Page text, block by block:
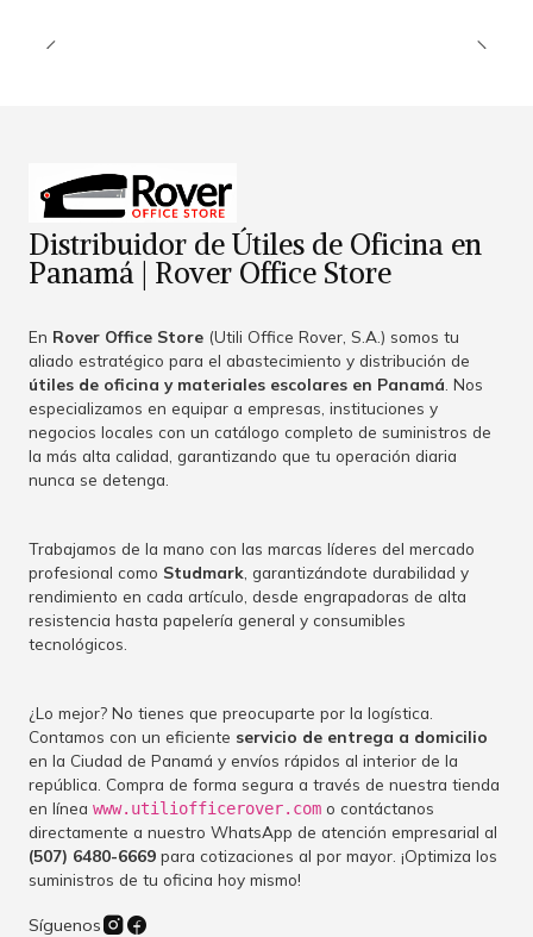
Distribuidor de Útiles de Oficina en
Panamá | Rover Office Store
En Rover Office Store (Utili Office Rover, S.A.) somos tu
aliado estratégico para el abastecimiento y distribución de
útiles de oficina y materiales escolares en Panamá . Nos
especializamos en equipar a empresas, instituciones y
negocios locales con un catálogo completo de suministros de
la más alta calidad, garantizando que tu operación diaria
nunca se detenga.
Trabajamos de la mano con las marcas líderes del mercado
profesional como Studmark , garantizándote durabilidad y
rendimiento en cada artículo, desde engrapadoras de alta
resistencia hasta papelería general y consumibles
tecnológicos.
¿Lo mejor? No tienes que preocuparte por la logística.
Contamos con un eficiente servicio de entrega a domicilio
en la Ciudad de Panamá y envíos rápidos al interior de la
república. Compra de forma segura a través de nuestra tienda
en línea www.utiliofficerover.com o contáctanos
directamente a nuestro WhatsApp de atención empresarial al
(507) 6480-6669 para cotizaciones al por mayor. ¡Optimiza los
suministros de tu oficina hoy mismo!
Síguenos